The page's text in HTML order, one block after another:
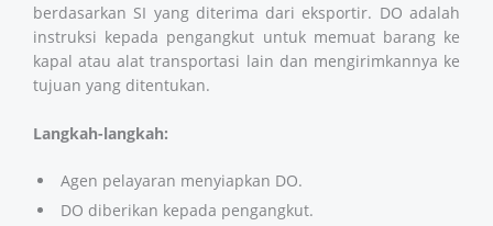
berdasarkan SI yang diterima dari eksportir. DO adalah
instruksi kepada pengangkut untuk memuat barang ke
kapal atau alat transportasi lain dan mengirimkannya ke
tujuan yang ditentukan.
Langkah-langkah:
Agen pelayaran menyiapkan DO.
DO diberikan kepada pengangkut.